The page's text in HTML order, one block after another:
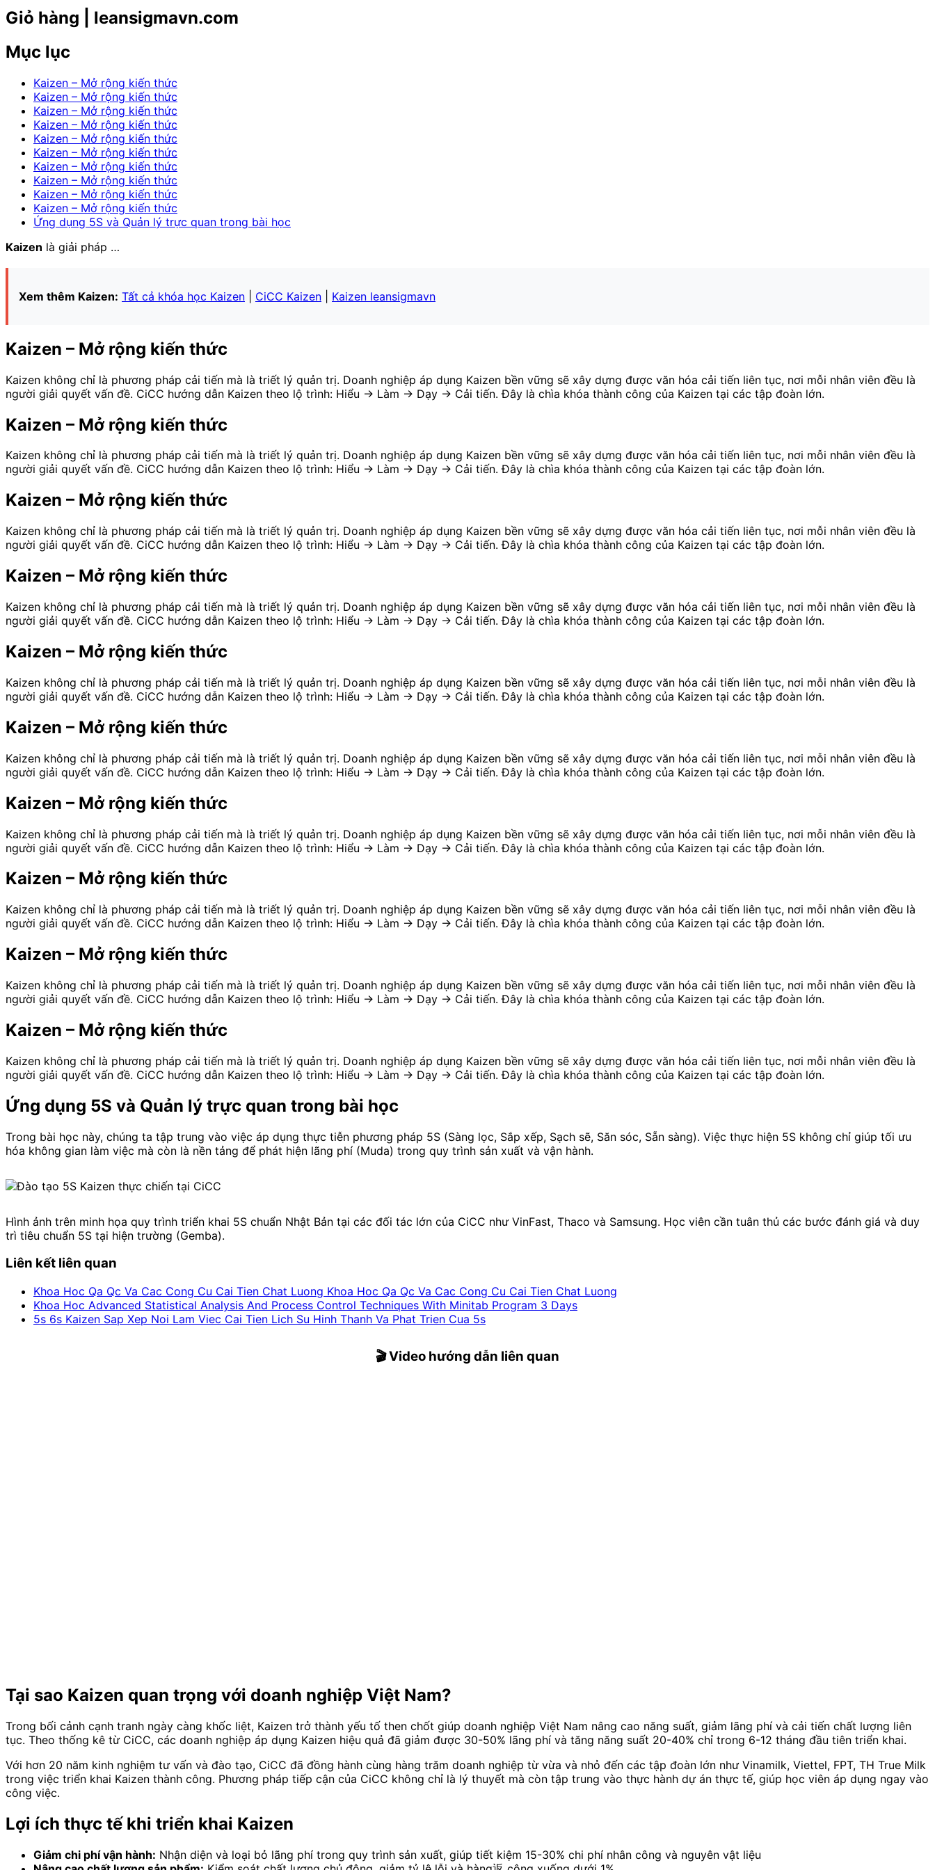
Giỏ hàng | leansigmavn.com
Mục lục
Kaizen – Mở rộng kiến thức
Kaizen – Mở rộng kiến thức
Kaizen – Mở rộng kiến thức
Kaizen – Mở rộng kiến thức
Kaizen – Mở rộng kiến thức
Kaizen – Mở rộng kiến thức
Kaizen – Mở rộng kiến thức
Kaizen – Mở rộng kiến thức
Kaizen – Mở rộng kiến thức
Kaizen – Mở rộng kiến thức
Ứng dụng 5S và Quản lý trực quan trong bài học
Kaizen là giải pháp …
Xem thêm Kaizen: Tất cả khóa học Kaizen CiCC Kaizen Kaizen leansigmavn
Kaizen – Mở rộng kiến thức
Kaizen không chỉ là phương pháp cải tiến mà là triết lý quản trị. Doanh nghiệp áp dụng Kaizen bền vững sẽ xây dựng được văn hóa cải tiến liên tục, nơi mỗi nhân viên đều là
người giải quyết vấn đề. CiCC hướng dẫn Kaizen theo lộ trình: Hiểu → Làm → Dạy → Cải tiến. Đây là chìa khóa thành công của Kaizen tại các tập đoàn lớn.
Kaizen – Mở rộng kiến thức
Kaizen không chỉ là phương pháp cải tiến mà là triết lý quản trị. Doanh nghiệp áp dụng Kaizen bền vững sẽ xây dựng được văn hóa cải tiến liên tục, nơi mỗi nhân viên đều là
người giải quyết vấn đề. CiCC hướng dẫn Kaizen theo lộ trình: Hiểu → Làm → Dạy → Cải tiến. Đây là chìa khóa thành công của Kaizen tại các tập đoàn lớn.
Kaizen – Mở rộng kiến thức
Kaizen không chỉ là phương pháp cải tiến mà là triết lý quản trị. Doanh nghiệp áp dụng Kaizen bền vững sẽ xây dựng được văn hóa cải tiến liên tục, nơi mỗi nhân viên đều là
người giải quyết vấn đề. CiCC hướng dẫn Kaizen theo lộ trình: Hiểu → Làm → Dạy → Cải tiến. Đây là chìa khóa thành công của Kaizen tại các tập đoàn lớn.
Kaizen – Mở rộng kiến thức
Kaizen không chỉ là phương pháp cải tiến mà là triết lý quản trị. Doanh nghiệp áp dụng Kaizen bền vững sẽ xây dựng được văn hóa cải tiến liên tục, nơi mỗi nhân viên đều là
người giải quyết vấn đề. CiCC hướng dẫn Kaizen theo lộ trình: Hiểu → Làm → Dạy → Cải tiến. Đây là chìa khóa thành công của Kaizen tại các tập đoàn lớn.
Kaizen – Mở rộng kiến thức
Kaizen không chỉ là phương pháp cải tiến mà là triết lý quản trị. Doanh nghiệp áp dụng Kaizen bền vững sẽ xây dựng được văn hóa cải tiến liên tục, nơi mỗi nhân viên đều là
người giải quyết vấn đề. CiCC hướng dẫn Kaizen theo lộ trình: Hiểu → Làm → Dạy → Cải tiến. Đây là chìa khóa thành công của Kaizen tại các tập đoàn lớn.
Kaizen – Mở rộng kiến thức
Kaizen không chỉ là phương pháp cải tiến mà là triết lý quản trị. Doanh nghiệp áp dụng Kaizen bền vững sẽ xây dựng được văn hóa cải tiến liên tục, nơi mỗi nhân viên đều là
người giải quyết vấn đề. CiCC hướng dẫn Kaizen theo lộ trình: Hiểu → Làm → Dạy → Cải tiến. Đây là chìa khóa thành công của Kaizen tại các tập đoàn lớn.
Kaizen – Mở rộng kiến thức
Kaizen không chỉ là phương pháp cải tiến mà là triết lý quản trị. Doanh nghiệp áp dụng Kaizen bền vững sẽ xây dựng được văn hóa cải tiến liên tục, nơi mỗi nhân viên đều là
người giải quyết vấn đề. CiCC hướng dẫn Kaizen theo lộ trình: Hiểu → Làm → Dạy → Cải tiến. Đây là chìa khóa thành công của Kaizen tại các tập đoàn lớn.
Kaizen – Mở rộng kiến thức
Kaizen không chỉ là phương pháp cải tiến mà là triết lý quản trị. Doanh nghiệp áp dụng Kaizen bền vững sẽ xây dựng được văn hóa cải tiến liên tục, nơi mỗi nhân viên đều là
người giải quyết vấn đề. CiCC hướng dẫn Kaizen theo lộ trình: Hiểu → Làm → Dạy → Cải tiến. Đây là chìa khóa thành công của Kaizen tại các tập đoàn lớn.
Kaizen – Mở rộng kiến thức
Kaizen không chỉ là phương pháp cải tiến mà là triết lý quản trị. Doanh nghiệp áp dụng Kaizen bền vững sẽ xây dựng được văn hóa cải tiến liên tục, nơi mỗi nhân viên đều là
người giải quyết vấn đề. CiCC hướng dẫn Kaizen theo lộ trình: Hiểu → Làm → Dạy → Cải tiến. Đây là chìa khóa thành công của Kaizen tại các tập đoàn lớn.
Kaizen – Mở rộng kiến thức
Kaizen không chỉ là phương pháp cải tiến mà là triết lý quản trị. Doanh nghiệp áp dụng Kaizen bền vững sẽ xây dựng được văn hóa cải tiến liên tục, nơi mỗi nhân viên đều là
người giải quyết vấn đề. CiCC hướng dẫn Kaizen theo lộ trình: Hiểu → Làm → Dạy → Cải tiến. Đây là chìa khóa thành công của Kaizen tại các tập đoàn lớn.
Ứng dụng 5S và Quản lý trực quan trong bài học
Trong bài học này, chúng ta tập trung vào việc áp dụng thực tiễn phương pháp 5S (Sàng lọc, Sắp xếp, Sạch sẽ, Săn sóc, Sẵn sàng). Việc thực hiện 5S không chỉ giúp tối ưu
hóa không gian làm việc mà còn là nền tảng để phát hiện lãng phí (Muda) trong quy trình sản xuất và vận hành.
Hình ảnh trên minh họa quy trình triển khai 5S chuẩn Nhật Bản tại các đối tác lớn của CiCC như VinFast, Thaco và Samsung. Học viên cần tuân thủ các bước đánh giá và duy
trì tiêu chuẩn 5S tại hiện trường (Gemba).
Liên kết liên quan
Khoa Hoc Qa Qc Va Cac Cong Cu Cai Tien Chat Luong Khoa Hoc Qa Qc Va Cac Cong Cu Cai Tien Chat Luong
Khoa Hoc Advanced Statistical Analysis And Process Control Techniques With Minitab Program 3 Days
5s 6s Kaizen Sap Xep Noi Lam Viec Cai Tien Lich Su Hinh Thanh Va Phat Trien Cua 5s
🎬 Video hướng dẫn liên quan
Tại sao Kaizen quan trọng với doanh nghiệp Việt Nam?
Trong bối cảnh cạnh tranh ngày càng khốc liệt, Kaizen trở thành yếu tố then chốt giúp doanh nghiệp Việt Nam nâng cao năng suất, giảm lãng phí và cải tiến chất lượng liên
tục. Theo thống kê từ CiCC, các doanh nghiệp áp dụng Kaizen hiệu quả đã giảm được 30-50% lãng phí và tăng năng suất 20-40% chỉ trong 6-12 tháng đầu tiên triển khai.
Với hơn 20 năm kinh nghiệm tư vấn và đào tạo, CiCC đã đồng hành cùng hàng trăm doanh nghiệp từ vừa và nhỏ đến các tập đoàn lớn như Vinamilk, Viettel, FPT, TH True Milk
trong việc triển khai Kaizen thành công. Phương pháp tiếp cận của CiCC không chỉ là lý thuyết mà còn tập trung vào thực hành dự án thực tế, giúp học viên áp dụng ngay vào
công việc.
Lợi ích thực tế khi triển khai Kaizen
Giảm chi phí vận hành: Nhận diện và loại bỏ lãng phí trong quy trình sản xuất, giúp tiết kiệm 15-30% chi phí nhân công và nguyên vật liệu